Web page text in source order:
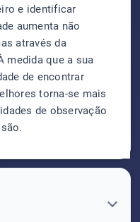
e identificar
aumenta não
através da
medida que a sua
de encontrar
torna-se mais
de observação